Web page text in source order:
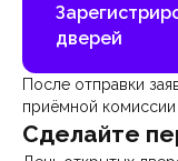
дверей
После отправки
приёмной комиссии
Сделайте